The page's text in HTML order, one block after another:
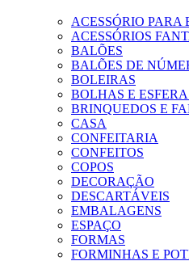
ACESSÓRIO PARA
ACESSÓRIOS
BALÕES
BALÕES DE
BOLEIRAS
BOLHAS E
BRINQUEDOS E
CASA
CONFEITARIA
CONFEITOS
COPOS
DECORAÇÃO
DESCARTÁVEIS
EMBALAGENS
ESPAÇO
FORMAS
FORMINHAS E